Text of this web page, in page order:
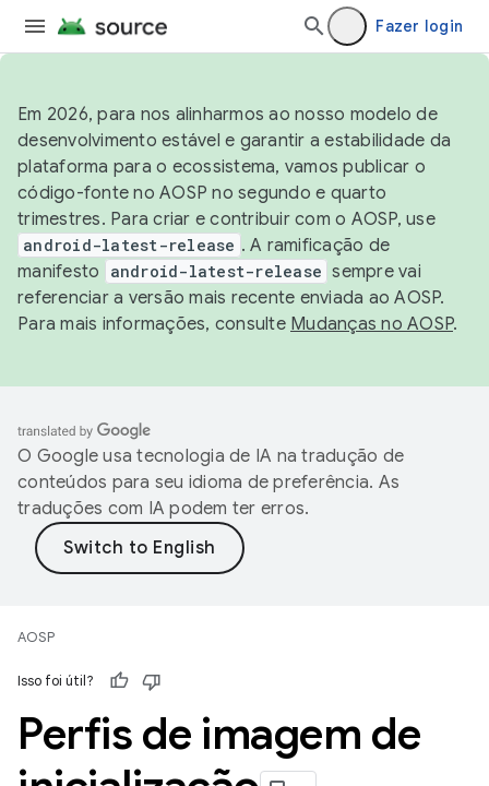
Fazer login
Em 2026, para nos alinharmos ao nosso modelo de
desenvolvimento estável e garantir a estabilidade da
plataforma para o ecossistema, vamos publicar o
código-fonte no AOSP no segundo e quarto
trimestres. Para criar e contribuir com o AOSP, use
android-latest-release . A ramificação de
manifesto
android-latest-release sempre vai
referenciar a versão mais recente enviada ao AOSP.
Para mais informações, consulte Mudanças no AOSP.
O Google usa tecnologia de IA na tradução de
conteúdos para seu idioma de preferência. As
traduções com IA podem ter erros.
AOSP
Isso foi útil?
Perfis de imagem de